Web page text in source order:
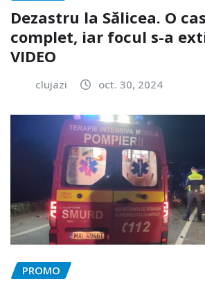
Dezastru la Sălicea. O
complet, iar focul s-a
VIDEO
clujazi oct. 30, 2024
PROMO